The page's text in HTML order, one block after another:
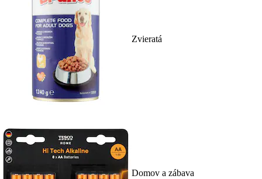
Zvieratá
Domov a zábava